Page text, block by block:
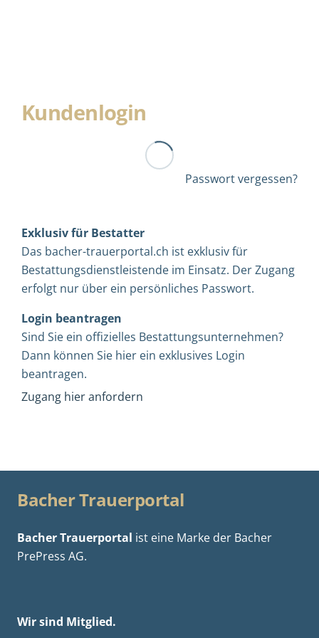
Kundenlogin
Passwort vergessen?
Exklusiv für Bestatter
Das bacher-trauerportal.ch ist exklusiv für
Bestattungsdienstleistende im Einsatz. Der Zugang
erfolgt nur über ein persönliches Passwort.
Login beantragen
Sind Sie ein offizielles Bestattungsunternehmen?
Dann können Sie hier ein exklusives Login
beantragen.
Zugang hier anfordern
Bacher Trauerportal
Bacher Trauerportal ist eine Marke der Bacher
PrePress AG.
Wir sind Mitglied.